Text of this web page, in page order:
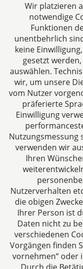
CTC LEGAL
Aachen
Jülicher Straße 215
52070 Aachen
Deutschland
Tel: +49 241 94621-0
Fax: +49 241 94621-
E-Mail:
Über uns
Ihre
Vertragsrecht.
Wir platzieren
notwendige
Funktionen
unentbehrlich
keine
gesetzt
auswählen.
wir, um unsere
vom Nutzer
präferierte
Einwilligung
Nutzungsmessung
verwenden wir
Ihren
Nutzerverhalten
die obigen
Ihrer Person ist
Daten nicht zu
verschiedenen
Vorgängen finden
vornehmen“ oder